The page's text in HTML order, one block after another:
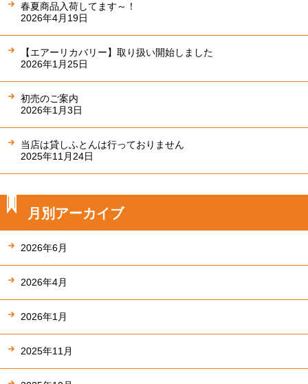
春夏商品入荷してます～！
2026年4月19日
【エアーリカバリー】取り扱い開始しました
2026年1月25日
初売のご案内
2026年1月3日
当店は貸しふとんは行っておりません
2025年11月24日
月別アーカイブ
2026年6月
2026年4月
2026年1月
2025年11月